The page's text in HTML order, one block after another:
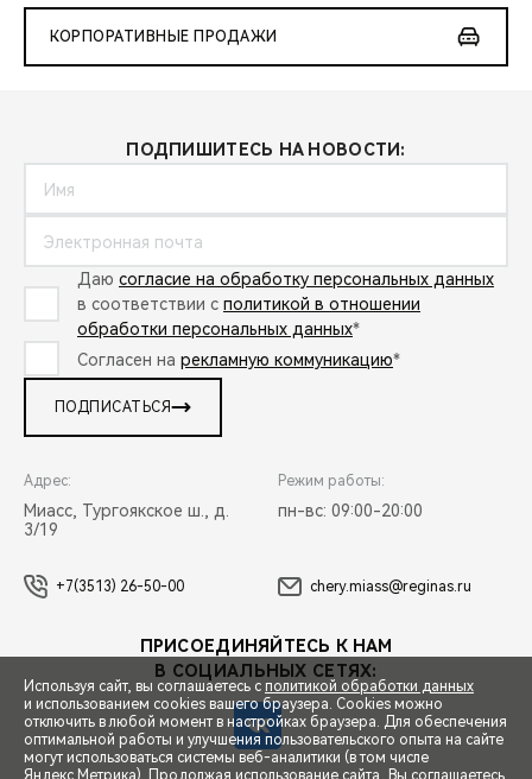
СПЕЦПРЕДЛОЖЕНИЯ
КОРПОРАТИВНЫЕ ПРОДАЖИ
ПОДПИШИТЕСЬ НА НОВОСТИ:
Даю согласие на обработку персональных данных
в соответствии с политикой в отношении
обработки персональных данных*
Согласен на рекламную коммуникацию*
ПОДПИСАТЬСЯ
Адрес:
Миасс, Тургоякское ш., д.
3/19
Режим работы:
пн-вс: 09:00-20:00
+7(3513) 26-50-00 chery.miass@reginas.ru
ПРИСОЕДИНЯЙТЕСЬ К НАМ
В СОЦИАЛЬНЫХ СЕТЯХ:
Используя сайт, вы соглашаетесь с политикой обработки данных
и использованием cookies вашего браузера. Cookies можно
отключить в любой момент в настройках браузера. Для обеспечения
оптимальной работы и улучшения пользовательского опыта на сайте
могут использоваться системы веб-аналитики (в том числе
Яндекс.Метрика). Продолжая использование сайта, Вы соглашаетесь